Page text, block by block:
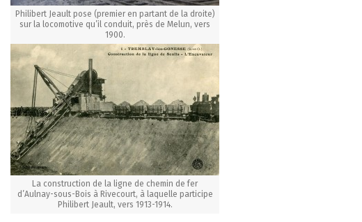
Philibert Jeault pose (premier en partant de la droite)
sur la locomotive qu’il conduit, près de Melun, vers
1900.
La construction de la ligne de chemin de fer
d’Aulnay-sous-Bois à Rivecourt, à laquelle participe
Philibert Jeault, vers 1913-1914.